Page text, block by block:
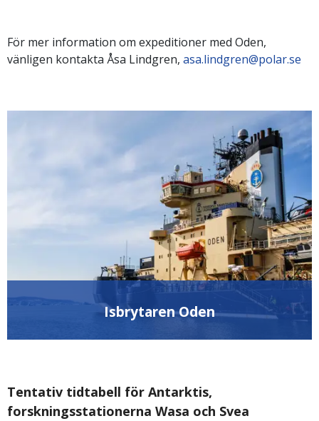
För mer information om expeditioner med Oden,
vänligen kontakta Åsa Lindgren, asa.lindgren@polar.se
Isbrytaren Oden
Tentativ tidtabell för Antarktis,
forskningsstationerna Wasa och Svea